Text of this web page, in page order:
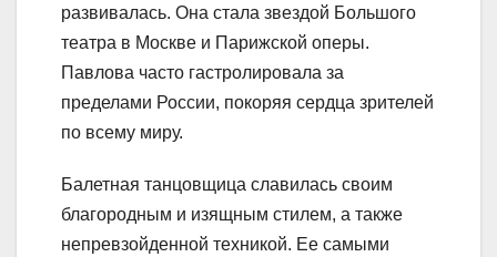
развивалась. Она стала звездой Большого
театра в Москве и Парижской оперы.
Павлова часто гастролировала за
пределами России, покоряя сердца зрителей
по всему миру.
Балетная танцовщица славилась своим
благородным и изящным стилем, а также
непревзойденной техникой. Ее самыми